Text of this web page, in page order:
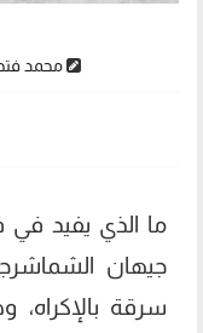
محمد
ما الذي يفيد في
جيهان
سرقة بالإكراه،